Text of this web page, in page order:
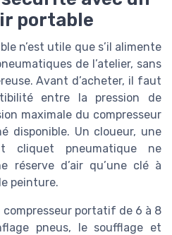
portable
n’est utile que s’il alimente
de l’atelier, sans
Avant d’acheter, il faut
entre la pression de
maximale du compresseur
disponible. Un cloueur, une
cliquet pneumatique ne
réserve d’air qu’une clé à
peinture.
portatif de 6 à 8
pneus, le soufflage et